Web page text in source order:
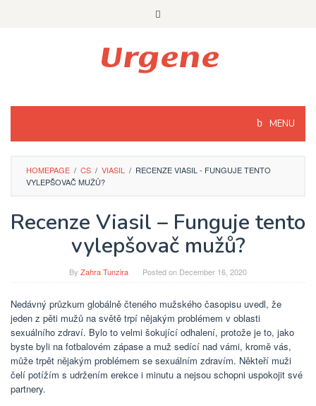
MENU
HOMEPAGE / CS / VIASIL / RECENZE VIASIL - FUNGUJE TENTO
VYLEPŠOVAČ MUŽŮ?
Recenze Viasil – Funguje tento
vylepšovač mužů?
By Zahra Tunzira Posted on December 16, 2020
Nedávný průzkum globálně čteného mužského časopisu uvedl, že
jeden z pěti mužů na světě trpí nějakým problémem v oblasti
sexuálního zdraví. Bylo to velmi šokující odhalení, protože je to, jako
byste byli na fotbalovém zápase a muž sedící nad vámi, kromě vás,
může trpět nějakým problémem se sexuálním zdravím. Někteří muži
čelí potížím s udržením erekce i minutu a nejsou schopni uspokojit své
partnery.